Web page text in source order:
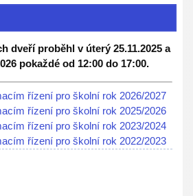
dveří proběhl v úterý 25.11.2025 a
pokaždé od 12:00 do 17:00.
řízení pro školní rok 2026/2027
řízení pro školní rok 2025/2026
řízení pro školní rok 2023/2024
řízení pro školní rok 2022/2023